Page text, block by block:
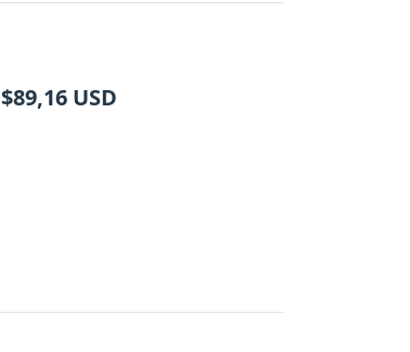
$89,16 USD